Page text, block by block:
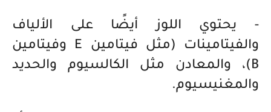
- يحتوي اللوز أيضًا على الألياف
والفيتامينات (مثل فيتامين E وفيتامين
B)، والمعادن مثل الكالسيوم والحديد
والمغنيسيوم.